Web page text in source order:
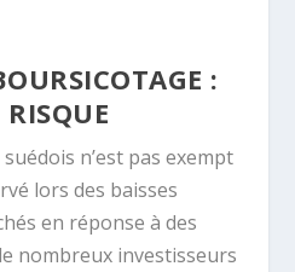
:
n’est pas exempt
lors des baisses
en réponse à des
nombreux investisseurs